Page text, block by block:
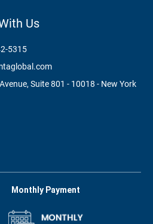
Us
5315
Suite 801 - 10018 - New York
Monthly Payment